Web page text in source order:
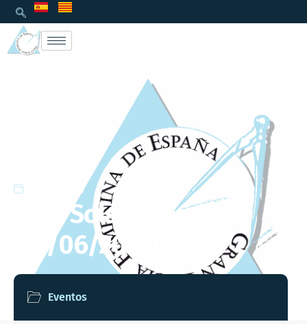
21/06/2021
Feliz Solsticio
(21/06/2021)
Eventos